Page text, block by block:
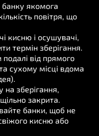
банку якомога
повітря, що
кисню і осушувачі,
термін зберігання.
від прямого
сухому місці вдома
зберігання,
закрита.
банки, щоб не
кисню або